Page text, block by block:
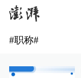
#职称#